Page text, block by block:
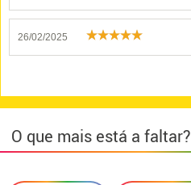
26/02/2025
O que mais está a faltar?